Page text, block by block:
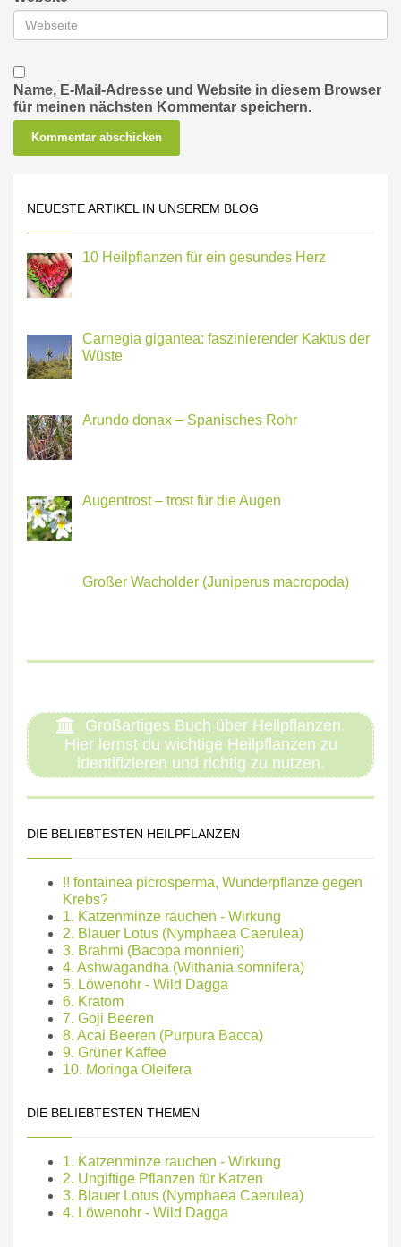
Name, E-Mail-Adresse und Website in diesem Browser
für meinen nächsten Kommentar speichern.
NEUESTE ARTIKEL IN UNSEREM BLOG
10 Heilpflanzen für ein gesundes Herz
Carnegia gigantea: faszinierender Kaktus der
Wüste
Arundo donax – Spanisches Rohr
Augentrost – trost für die Augen
Großer Wacholder (Juniperus macropoda)
Großartiges Buch über Heilpflanzen.
Hier lernst du wichtige Heilpflanzen zu
identifizieren und richtig zu nutzen.
DIE BELIEBTESTEN HEILPFLANZEN
!! fontainea picrosperma, Wunderpflanze gegen
Krebs?
1. Katzenminze rauchen - Wirkung
2. Blauer Lotus (Nymphaea Caerulea)
3. Brahmi (Bacopa monnieri)
4. Ashwagandha (Withania somnifera)
5. Löwenohr - Wild Dagga
6. Kratom
7. Goji Beeren
8. Acai Beeren (Purpura Bacca)
9. Grüner Kaffee
10. Moringa Oleifera
DIE BELIEBTESTEN THEMEN
1. Katzenminze rauchen - Wirkung
2. Ungiftige Pflanzen für Katzen
3. Blauer Lotus (Nymphaea Caerulea)
4. Löwenohr - Wild Dagga